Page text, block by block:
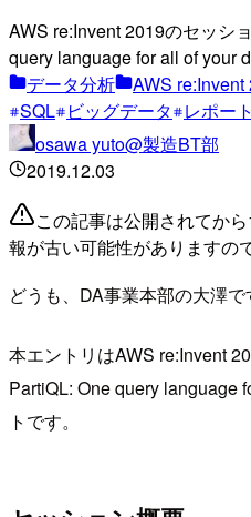
AWS re:Invent 2019のセッシ
query language for all of your
データ分析
AWS re:Invent
SQL ビッグデータ レポート
osawa yuto@製造BT部
2019.12.03
この記事は公開されてか
報が古い可能性がありますの
どうも、DA事業本部の大澤で
本エントリはAWS re:Invent
PartiQL: One query language
トです。